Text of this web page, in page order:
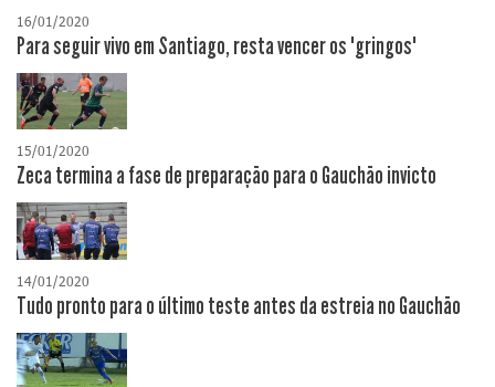
16/01/2020
Para seguir vivo em Santiago, resta vencer os "gringos"
15/01/2020
Zeca termina a fase de preparação para o Gauchão invicto
14/01/2020
Tudo pronto para o último teste antes da estreia no Gauchão